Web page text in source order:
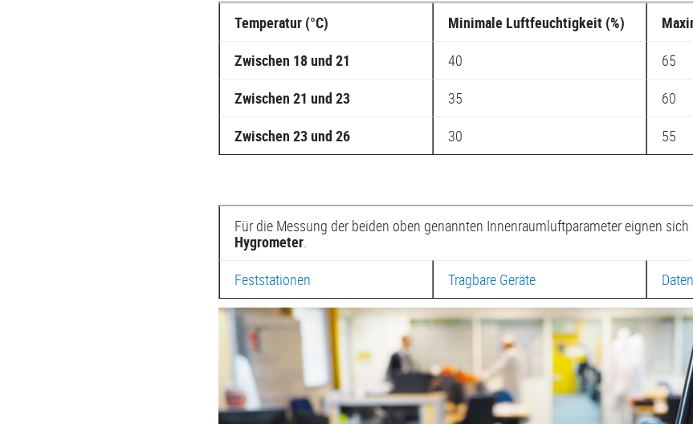
Temperatur (°C) Minimale Luftfeuchtigkeit (%)
Zwischen 18 und 21
40
65
Zwischen 21 und 23
35
60
Zwischen 23 und 26
30 55
Für die Messung der beiden oben genannten Innenraumluftparameter eignen sich
Hygrometer.
Feststationen
Tragbare Geräte